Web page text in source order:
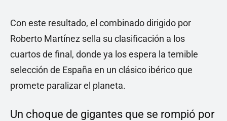
Con este resultado, el combinado dirigido por
Roberto Martínez sella su clasificación a los
cuartos de final, donde ya los espera la temible
selección de España en un clásico ibérico que
promete paralizar el planeta.
Un choque de gigantes que se rompió por